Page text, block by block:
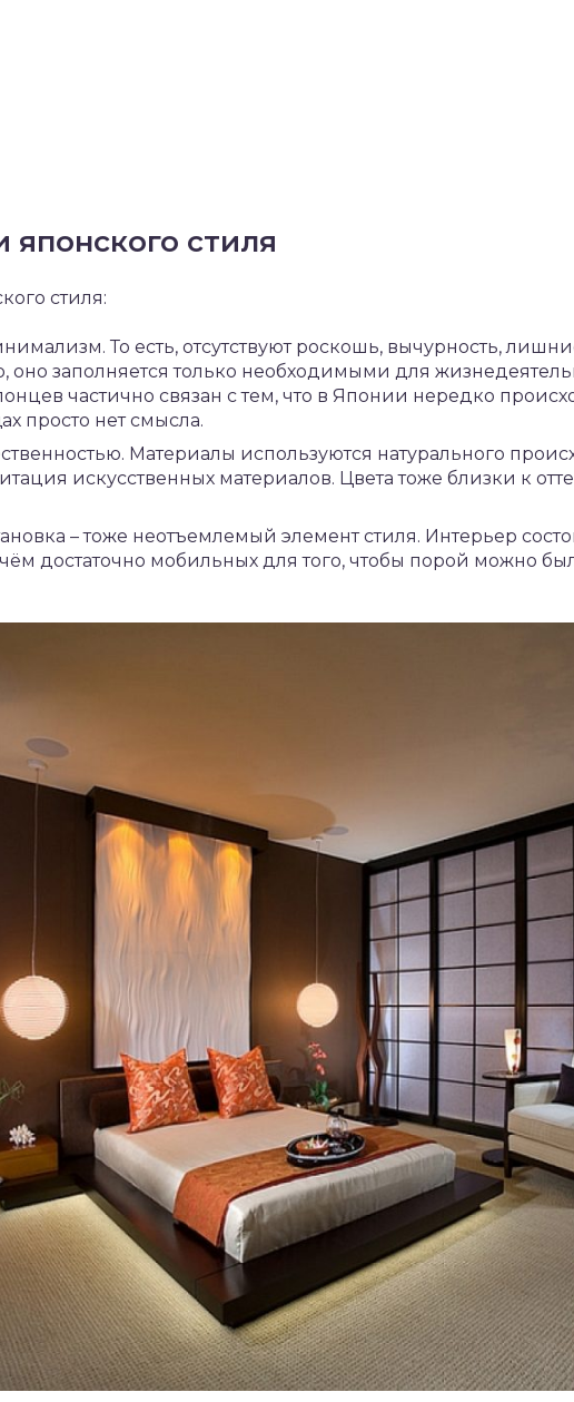
японского стиля
стиля:
То есть, отсутствуют роскошь, вычурность,
оно заполняется только необходимыми для
частично связан с тем, что в Японии нередко
просто нет смысла.
Материалы используются натурального
искусственных материалов. Цвета тоже близки к
– тоже неотъемлемый элемент стиля. Интерьер
достаточно мобильных для того, чтобы порой можно